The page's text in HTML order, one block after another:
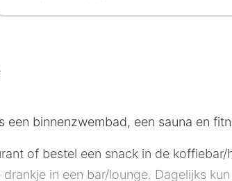
binnenzwembad, een sauna en
of bestel een snack in de
in een bar/lounge. Dagelijks